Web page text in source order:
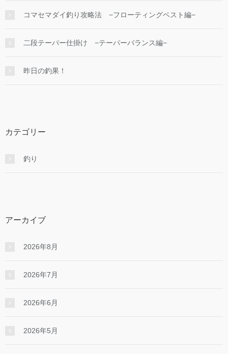
コマセマダイ釣り攻略法 −フローティングベスト編−
二段テーパー仕掛け −テーパーバランス編−
昨日の釣果！
カテゴリー
釣り
アーカイブ
2026年8月
2026年7月
2026年6月
2026年5月